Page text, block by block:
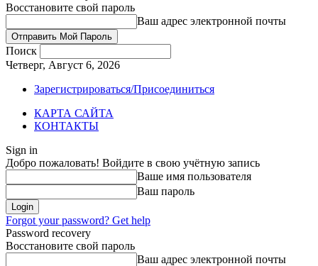
Восстановите свой пароль
Ваш адрес электронной почты
Поиск
Четверг, Август 6, 2026
Зарегистрироваться/Присоединиться
КАРТА САЙТА
КОНТАКТЫ
Sign in
Добро пожаловать! Войдите в свою учётную запись
Ваше имя пользователя
Ваш пароль
Forgot your password? Get help
Password recovery
Восстановите свой пароль
Ваш адрес электронной почты